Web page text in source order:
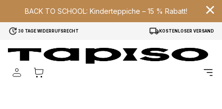
BACK TO SCHOOL: Kinderteppiche – 15 % Rabatt!
30 TAGE WIDERRUFSRECHT KOSTENLOSER VERSAND
personalisieren, um Funktionen für soziale Medien anbieten
zu können und um unseren Traffic zu analysieren.
Außerdem geben wir Informationen über Ihre Verwendung
unserer Website an unsere Partner für soziale Medien,